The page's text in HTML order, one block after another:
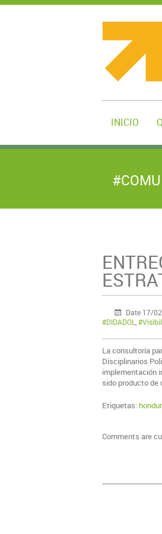
INICIO
Date 17/
#DIDADOL
La consultoría
Disciplinarios
implementación
sido producto de
Etiquetas:
Comments are